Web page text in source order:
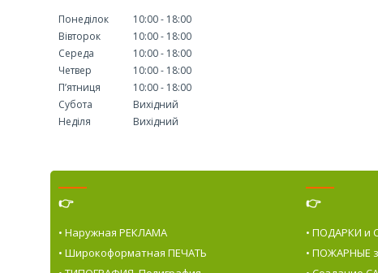
Понеділок 10:00
18:00
Вівторок
10:00
18:00
Середа
10:00
18:00
Четвер
10:00
18:00
Пʼятниця
10:00
18:00
Субота
Вихідний
Неділя
Вихідний
👉
• Наружная РЕКЛАМА
• Широкоформатная ПЕЧАТЬ
👉
• ПОДАРКИ и
• ПОЖАРНЫЕ